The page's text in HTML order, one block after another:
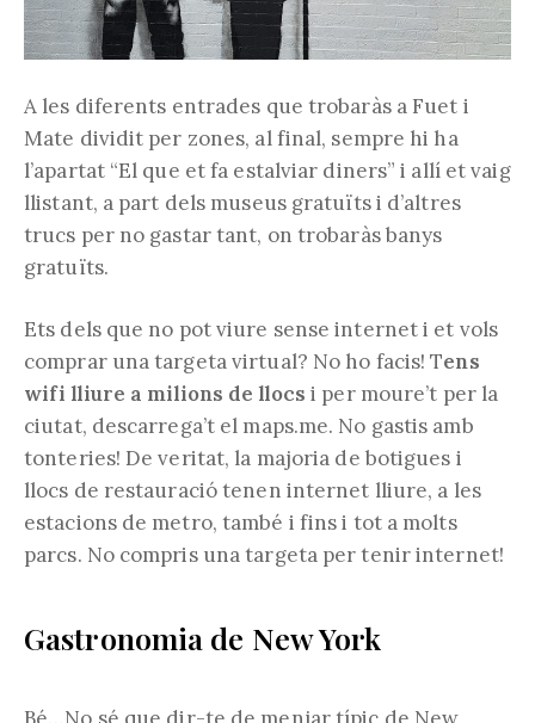
A les diferents entrades que trobaràs a Fuet i
Mate dividit per zones, al final, sempre hi ha
l’apartat “El que et fa estalviar diners” i allí et vaig
llistant, a part dels museus gratuïts i d’altres
trucs per no gastar tant, on trobaràs banys
gratuïts.
Ets dels que no pot viure sense internet i et vols
comprar una targeta virtual? No ho facis! Tens
wifi lliure a milions de llocs i per moure’t per la
ciutat, descarrega’t el maps.me. No gastis amb
tonteries! De veritat, la majoria de botigues i
llocs de restauració tenen internet lliure, a les
estacions de metro, també i fins i tot a molts
parcs. No compris una targeta per tenir internet!
Gastronomia de New York